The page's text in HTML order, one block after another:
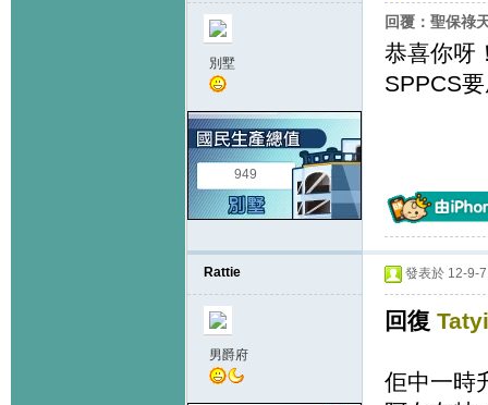
別墅
949
回覆：聖保祿
恭喜你呀
SPPCS
Rattie
男爵府
發表於 12-9-
回復 Tatyi
佢中一時